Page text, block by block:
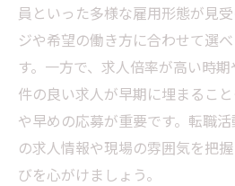
柔軟なシフトで叶う児
革
年間休日や福利厚生で
ワークライフバランス
百合丘で児童指導員に求め
児童指導員に必要なス
員といった多様な雇用形態が見
ジや希望の働き方に合わせて選
す。一方で、求人倍率が高い時
件の良い求人が早期に埋まるこ
や早めの応募が重要です。転職
の求人情報や現場の雰囲気を把
びを心がけましょう。